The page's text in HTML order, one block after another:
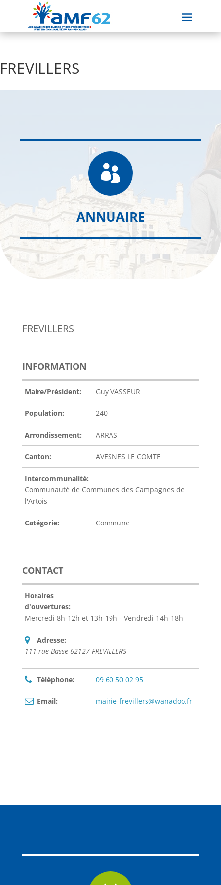
FREVILLERS

ANNUAIRE
FREVILLERS
INFORMATION
Maire/Président: Guy VASSEUR
Population: 240
Arrondissement: ARRAS
Canton: AVESNES LE COMTE
Intercommunalité:
Communauté de Communes des Campagnes de
l'Artois
Catégorie: Commune
CONTACT
Horaires
d'ouvertures:
Mercredi 8h-12h et 13h-19h - Vendredi 14h-18h
Adresse:
111 rue Basse 62127 FREVILLERS
Téléphone: 09 60 50 02 95
Email: mairie-frevillers@wanadoo.fr